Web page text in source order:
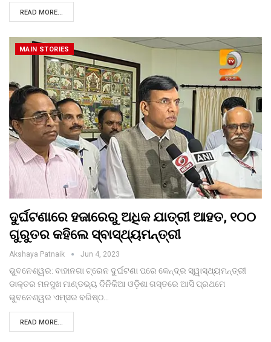
READ MORE...
MAIN STORIES
ଦୁର୍ଘଟଣାରେ ହଜାରେରୁ ଅଧିକ ଯାତ୍ରୀ ଆହତ, ୧୦୦
ଗୁରୁତର କହିଲେ ସ୍ବାସ୍ଥ୍ୟମନ୍ତ୍ରୀ
Akshaya Patnaik Jun 4, 2023
ଭୁବନେଶ୍ୱର: ବାହାନଗା ଟ୍ରେନ ଦୁର୍ଘଟଣା ପରେ କେନ୍ଦ୍ର ସ୍ୱାସ୍ଥ୍ୟମନ୍ତ୍ରୀ
ଡାକ୍ତର ମନସୁଖ ମାଣ୍ଡଭ୍ୟ ଦିନିକିଆ ଓଡ଼ିଶା ଗସ୍ତରେ ଆସି ପ୍ରଥମେ
ଭୁବନେଶ୍ୱର ଏମ୍ସର ବରିଷ୍ଠ…
READ MORE...